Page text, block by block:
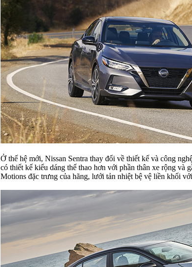
Ở thế hệ mới, Nissan Sentra thay đổi về thiết kế và công
có thiết kế kiểu dáng thể thao hơn với phần thân xe rộng và
Motions đặc trưng của hãng, lưới tản nhiệt bệ vệ liền khối